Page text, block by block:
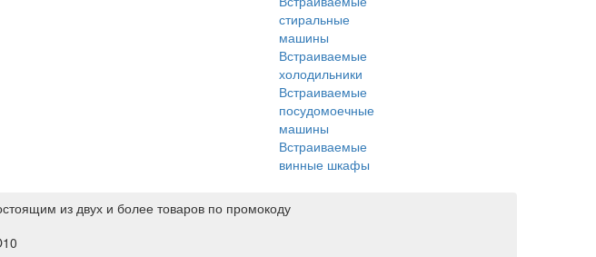
стиральные
машины
Встраиваемые
холодильники
Встраиваемые
посудомоечные
машины
Встраиваемые
винные шкафы
из двух и более товаров по промокоду